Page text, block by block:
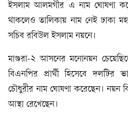
ইসলাম আলমগীর এ নাম ঘোষণা
থাকলেও তালিকায় নাম নেই ঢাকা
সচিব রবিউল ইসলাম নয়নে।
মাগুরা-২ আসনের মনোনয়ন
বিএনপির প্রার্থী হিসেবে দলটির
চৌধুরীর নাম ঘোষণা করেছেন। নয়ন
আস্থা রেখেছেন।